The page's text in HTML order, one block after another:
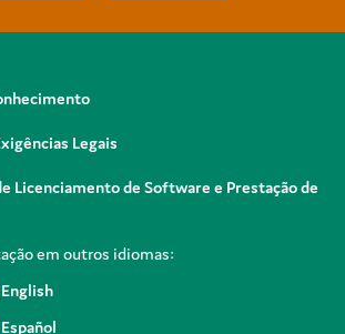
Legais
Licenciamento de Software e Prestação de
em outros idiomas:
English
Español